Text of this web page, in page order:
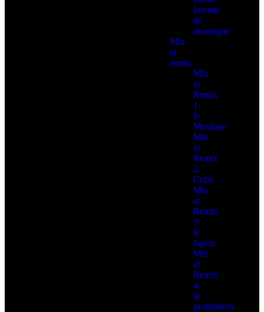
buvette
de
montagne
Mix
et
remix
Mix
et
Remix
1:
le
Mexique
Mix
et
Remix
2:
Cuba
Mix
et
Remix
3:
le
Japon
Mix
et
Remix
4:
la
prohibition